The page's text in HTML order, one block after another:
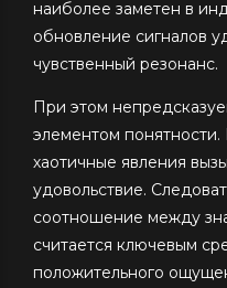
наиболее заметен в
обновление сигналов
чувственный резонанс.
При этом
элементом
хаотичные явления
удовольствие.
соотношение между
считается ключевым
положительного